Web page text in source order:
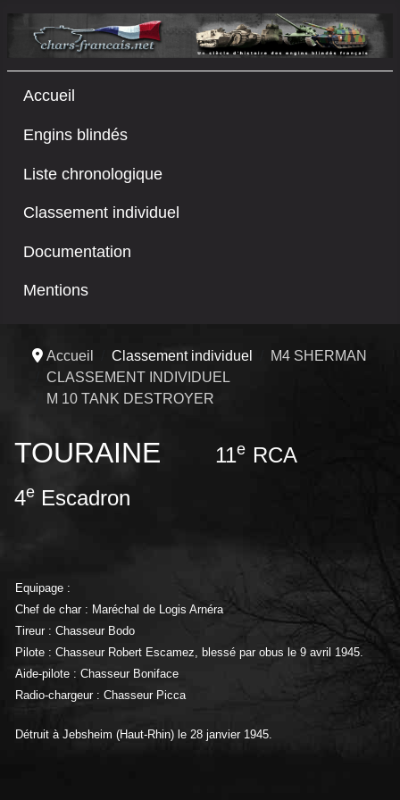
Accueil
Engins blindés
Liste chronologique
Classement individuel
Documentation
Mentions
Accueil Classement individuel
M4 SHERMAN
CLASSEMENT INDIVIDUEL
M 10 TANK DESTROYER
TOURAINE 11eRCA
4e Escadron
Equipage :
Chef de char : Maréchal de Logis Arnéra
Tireur : Chasseur Bodo
Pilote : Chasseur Robert Escamez, blessé par obus le 9 avril 1945.
Aide-pilote : Chasseur Boniface
Radio-chargeur : Chasseur Picca
Détruit à Jebsheim (Haut-Rhin) le 28 janvier 1945.